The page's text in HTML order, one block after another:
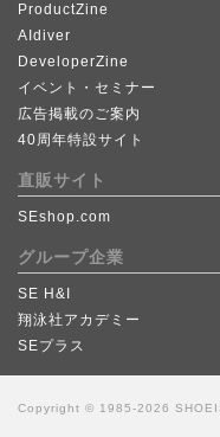
ProductZine
AIdiver
DeveloperZine
イベント・セミナー
広告掲載のご案内
40周年特設サイト
直販サイト
SEshop.com
グループ企業
SE H&I
翔泳社アカデミー
SEプラス
Copyright © 1985-2026